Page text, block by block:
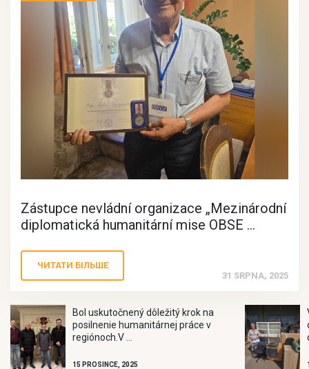
Zástupce nevládní organizace „Mezinárodní
diplomatická humanitární mise OBSE ...
ЧИТАТИ БІЛЬШЕ
31 SRPNA, 2025
Bol uskutočnený dôležitý krok na
posilnenie humanitárnej práce v
regiónoch.V ...
15 PROSINCE, 2025